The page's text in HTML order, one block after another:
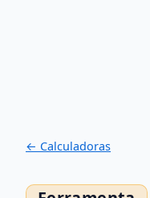
← Calculadoras